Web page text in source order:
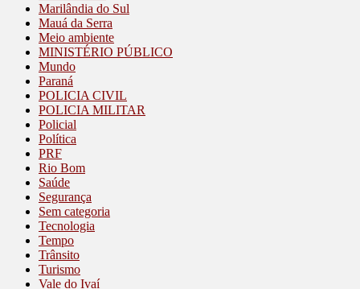
Marilândia do Sul
Mauá da Serra
Meio ambiente
MINISTÉRIO PÚBLICO
Mundo
Paraná
POLICIA CIVIL
POLICIA MILITAR
Policial
Política
PRF
Rio Bom
Saúde
Segurança
Sem categoria
Tecnologia
Tempo
Trânsito
Turismo
Vale do Ivaí